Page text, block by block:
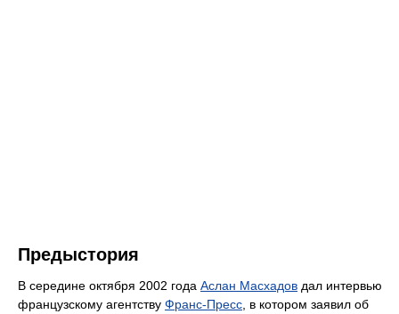
Предыстория
В середине октября 2002 года Аслан Масхадов дал интервью
французскому агентству Франс-Пресс , в котором заявил об